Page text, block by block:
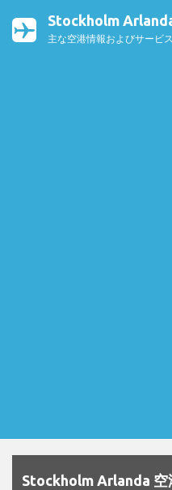
Stockholm
主な空港情報およびサービス
Stockholm Arlanda 空